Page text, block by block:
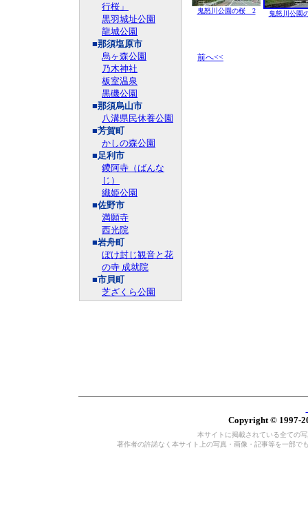
行桜」
黒羽城址公園
龍城公園
■那須塩原市
烏ヶ森公園
乃木神社
板室温泉
黒磯公園
■那須烏山市
八溝県民休養公園
■芳賀町
かしの森公園
■足利市
鑁阿寺（ばんな
じ）
織姫公園
■佐野市
満願寺
西光院
■岩舟町
ぼけ封じ観音と花
の寺 成就院
■市貝町
芝ざくら公園
鬼怒川公園の桜 2 鬼怒川公園
前へ<<
Copyright © 1997-
本サイトに掲載されている全ての
著作者の許諾なく本サイト上の写真・画像・記事等を一部で